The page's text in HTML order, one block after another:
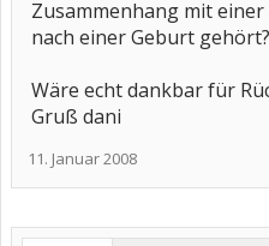
Zusammenhang mit
nach einer Geburt gehört?
Wäre echt dankbar für
Gruß dani
11. Januar 2008